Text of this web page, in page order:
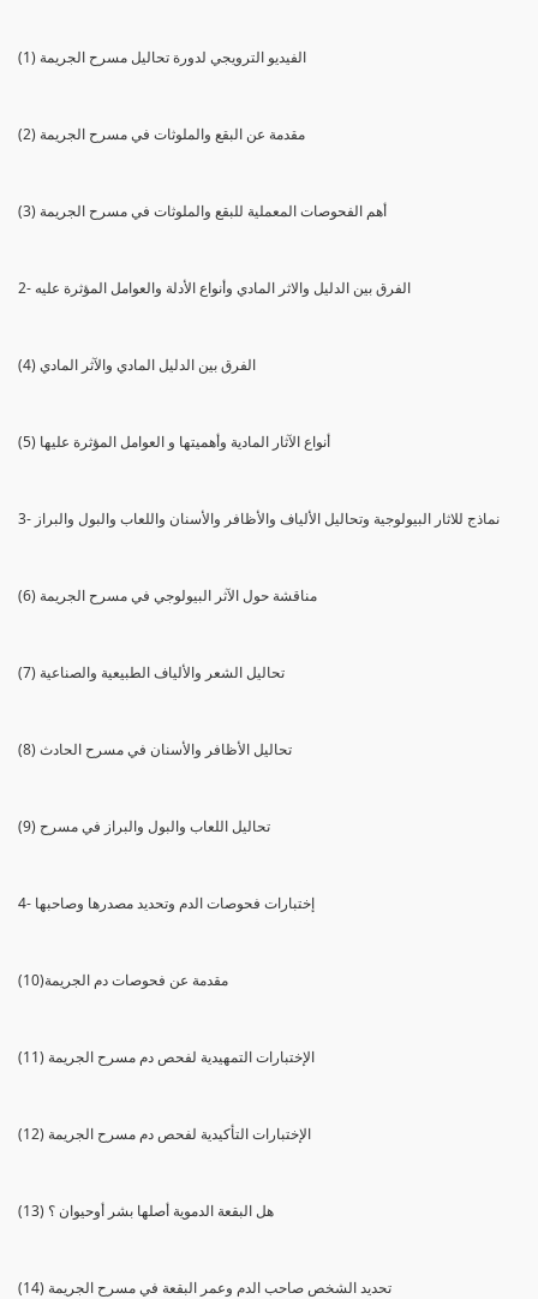
(1) الفيديو الترويجي لدورة تحاليل مسرح الجريمة
(2) مقدمة عن البقع والملوثات في مسرح الجريمة
(3) أهم الفحوصات المعملية للبقع والملوثات في مسرح الجريمة
2- الفرق بين الدليل والاثر المادي وأنواع الأدلة والعوامل المؤثرة عليه
(4) الفرق بين الدليل المادي والآثر المادي
(5) أنواع الآثار المادية وأهميتها و العوامل المؤثرة عليها
3- نماذج للاثار البيولوجية وتحاليل الألياف والأظافر والأسنان واللعاب والبول والبراز
(6) مناقشة حول الآثر البيولوجي في مسرح الجريمة
(7) تحاليل الشعر والألياف الطبيعية والصناعية
(8) تحاليل الأظافر والأسنان في مسرح الحادث
(9) تحاليل اللعاب والبول والبراز في مسرح
4- إختبارات فحوصات الدم وتحديد مصدرها وصاحبها
(10)مقدمة عن فحوصات دم الجريمة
(11) الإختبارات التمهيدية لفحص دم مسرح الجريمة
(12) الإختبارات التأكيدية لفحص دم مسرح الجريمة
(13) هل البقعة الدموية أصلها بشر أوحيوان ؟
(14) تحديد الشخص صاحب الدم وعمر البقعة في مسرح الجريمة